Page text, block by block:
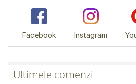
Facebook Instagram
Ultimele comenzi